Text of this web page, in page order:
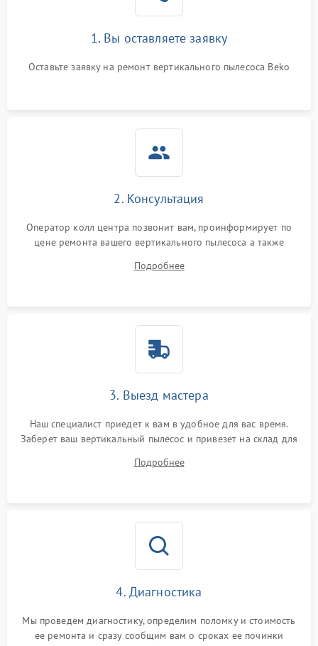
1. Вы оставляете заявку
Оставьте заявку на ремонт вертикального пылесоса Beko
2. Консультация
Оператор колл центра позвонит вам, проинформирует по
цене ремонта вашего вертикального пылесоса а также
Подробнее
3. Выезд мастера
Наш специалист приедет к вам в удобное для вас время.
Заберет ваш вертикальный пылесос и привезет на склад для
Подробнее
4. Диагностика
Мы проведем диагностику, определим поломку и стоимость
ее ремонта и сразу сообщим вам о сроках ее починки